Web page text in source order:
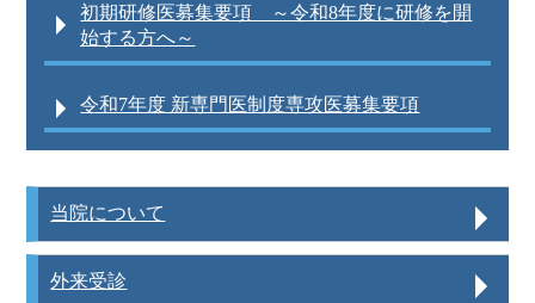
初期研修医募集要項 ～令和8年度に研修を開
始する方へ～
令和7年度 新専門医制度専攻医募集要項
当院について
外来受診